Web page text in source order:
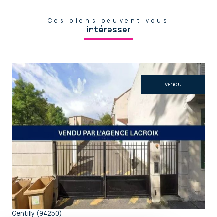
Ces biens peuvent vous
intéresser
vendu
voir le bien
Gentilly (94250)